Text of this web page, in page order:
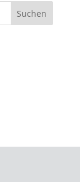
Suchen